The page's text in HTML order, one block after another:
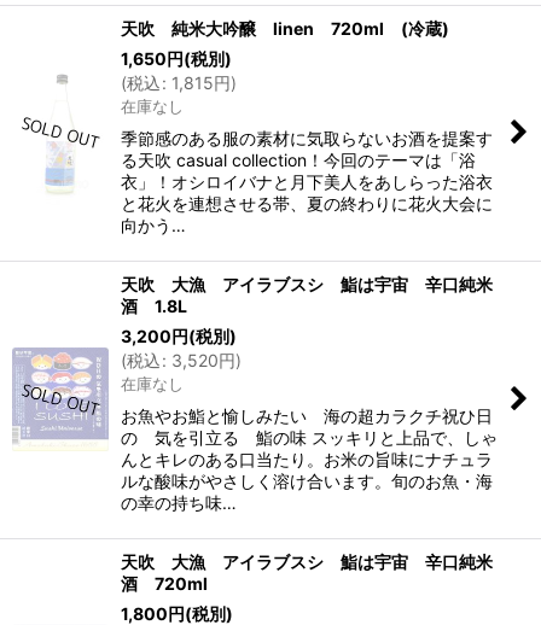
天吹 純米大吟醸 linen 720ml (冷蔵)
1,650円(税別)
(税込: 1,815円)
在庫なし
季節感のある服の素材に気取らないお酒を提案す
る天吹 casual collection！今回のテーマは「浴
衣」！オシロイバナと月下美人をあしらった浴衣
と花火を連想させる帯、夏の終わりに花火大会に
向かう…
天吹 大漁 アイラブスシ 鮨は宇宙 辛口純米
酒 1.8L
3,200円(税別)
(税込: 3,520円)
在庫なし
お魚やお鮨と愉しみたい 海の超カラクチ祝ひ日
の 気を引立る 鮨の味 スッキリと上品で、しゃ
んとキレのある口当たり。お米の旨味にナチュラ
ルな酸味がやさしく溶け合います。旬のお魚・海
の幸の持ち味…
天吹 大漁 アイラブスシ 鮨は宇宙 辛口純米
酒 720ml
1,800円(税別)